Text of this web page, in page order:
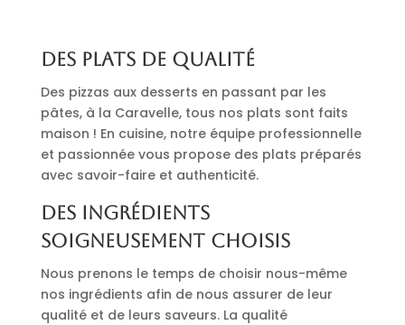
Des plats de qualité
Des pizzas aux desserts en passant par les
pâtes, à la Caravelle, tous nos plats sont faits
maison ! En cuisine, notre équipe professionnelle
et passionnée vous propose des plats préparés
avec savoir-faire et authenticité.
Des ingrédients
soigneusement choisis
Nous prenons le temps de choisir nous-même
nos ingrédients afin de nous assurer de leur
qualité et de leurs saveurs. La qualité